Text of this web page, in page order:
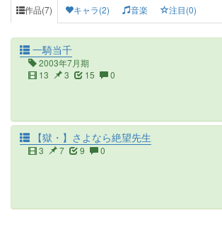
作品(7) キャラ(2) 音楽 注目(0)
一騎当千
2003年7月期
13
3 15 0
【獄・】さよなら絶望先生
3 7 9 0